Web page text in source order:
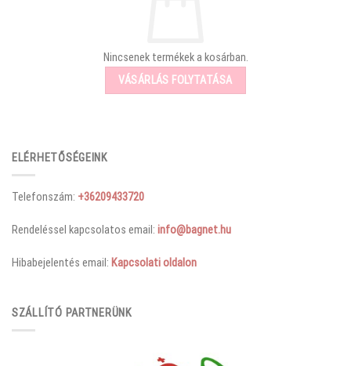
Nincsenek termékek a kosárban.
VÁSÁRLÁS FOLYTATÁSA
ELÉRHETŐSÉGEINK
Telefonszám: +36209433720
Rendeléssel kapcsolatos email: info@bagnet.hu
Hibabejelentés email: Kapcsolati oldalon
SZÁLLÍTÓ PARTNERÜNK